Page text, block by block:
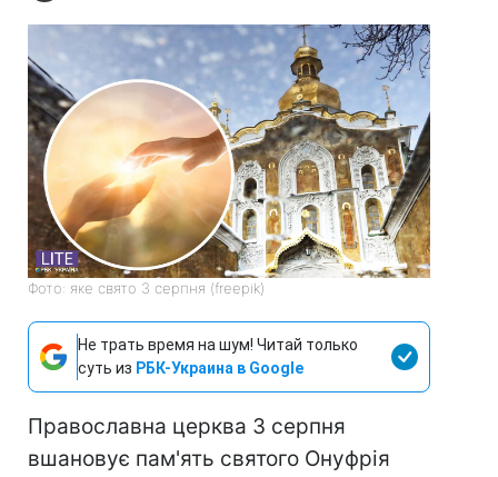
Фото: яке свято 3 серпня (freepik)
Не трать время на шум! Читай только
суть из РБК-Украина в Google
Православна церква 3 серпня
вшановує пам'ять святого Онуфрія